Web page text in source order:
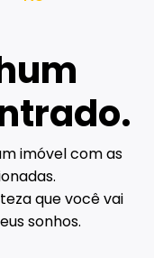
imóvel com as
que você vai
sonhos.